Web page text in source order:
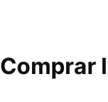
Comprar